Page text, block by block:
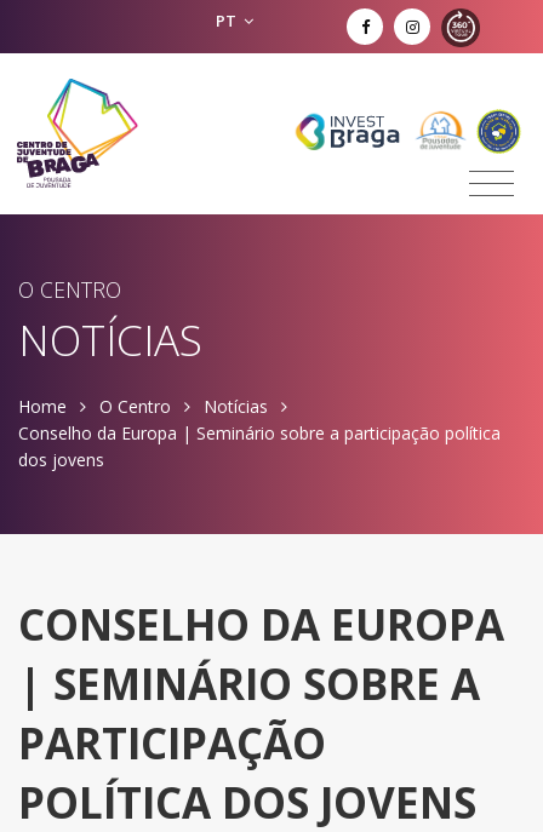
PT
O CENTRO
NOTÍCIAS
Home O Centro
Notícias
Conselho da Europa | Seminário sobre a participação política
dos jovens
CONSELHO DA EUROPA
| SEMINÁRIO SOBRE A
PARTICIPAÇÃO
POLÍTICA DOS JOVENS